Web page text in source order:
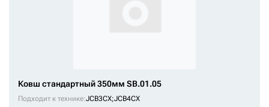
Ковш стандартный 350мм SB.01.05
Подходит к технике:JCB3CX;JCB4CX